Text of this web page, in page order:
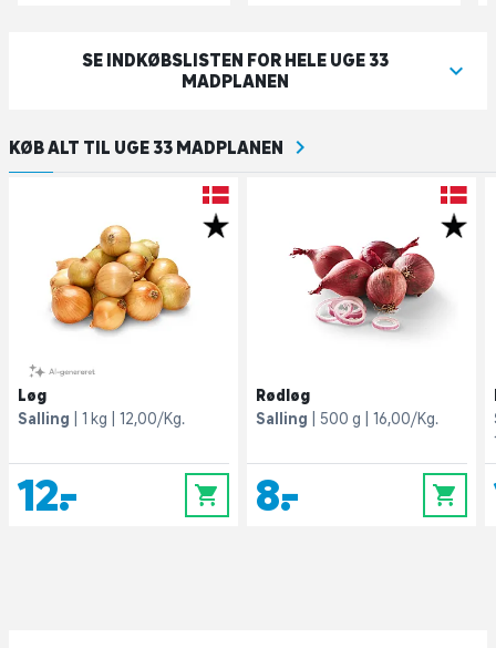
SE INDKØBSLISTEN FOR HELE UGE 33
MADPLANEN
KØB ALT TIL UGE 33 MADPLANEN
Løg
Salling
1 kg 12,00/Kg.
12,- 0
Rødløg
Salling
500 g 16,00/Kg.
8,- 0